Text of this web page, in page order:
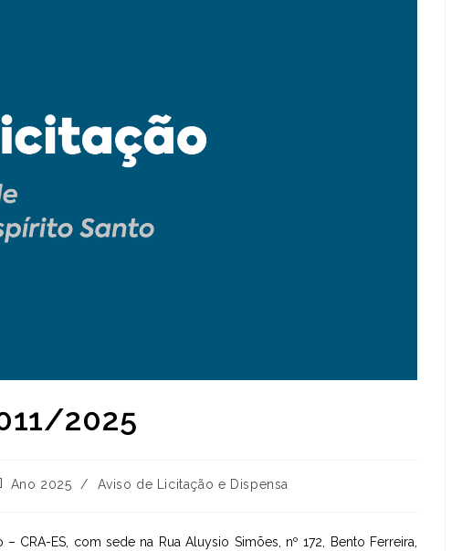
2025
Ano 2025 / Aviso de Licitação e Dispensa
CRA-ES, com sede na Rua Aluysio Simões, nº 172, Bento Ferreira,